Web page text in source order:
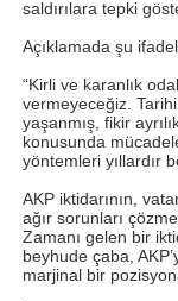
saldırılara tepki
Açıklamada şu
“Kirli ve karanlık
vermeyeceğiz.
yaşanmış, fikir
konusunda
yöntemleri yıllardır
AKP iktidarının,
ağır sorunları
Zamanı gelen bir
beyhude çaba,
marjinal bir